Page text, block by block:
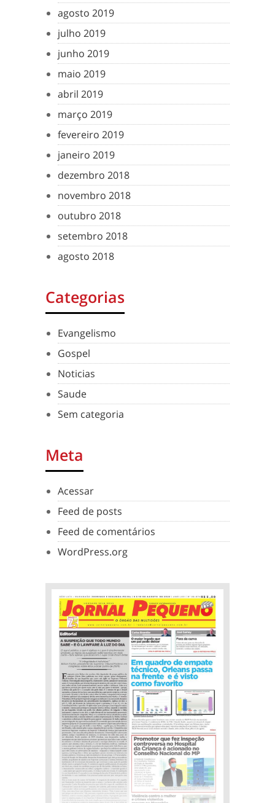
agosto 2019
julho 2019
junho 2019
maio 2019
abril 2019
março 2019
fevereiro 2019
janeiro 2019
dezembro 2018
novembro 2018
outubro 2018
setembro 2018
agosto 2018
Categorias
Evangelismo
Gospel
Noticias
Saude
Sem categoria
Meta
Acessar
Feed de posts
Feed de comentários
WordPress.org